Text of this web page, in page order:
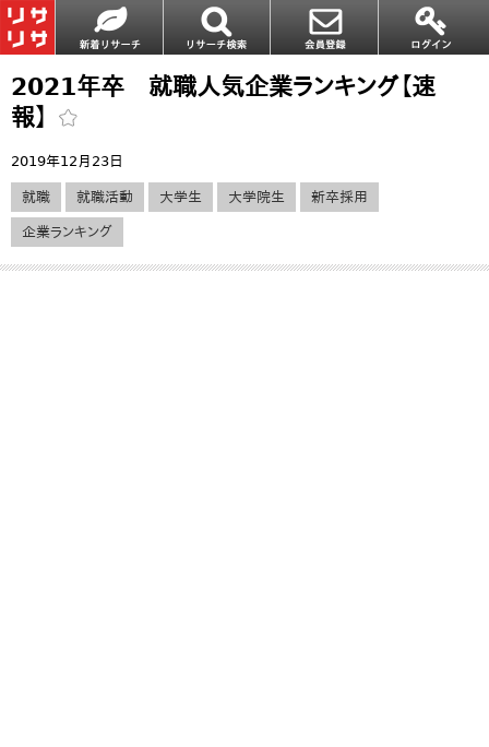
2021年卒 就職人気企業ランキング【速
報】
2019年12月23日
就職 就職活動 大学生 大学院生 新卒採用
企業ランキング